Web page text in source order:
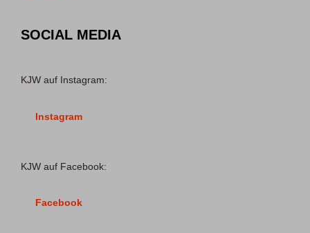
SOCIAL MEDIA
KJW auf Instagram:
Instagram
KJW auf Facebook:
Facebook